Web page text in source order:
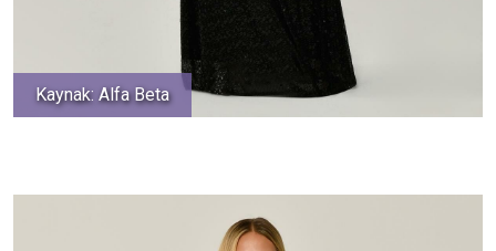
Kaynak: Alfa Beta